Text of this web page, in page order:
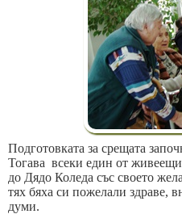
Подготовката за срещата
Тогава всеки един от
до Дядо Коледа със своето
тях бяха си пожелали здраве,
думи.